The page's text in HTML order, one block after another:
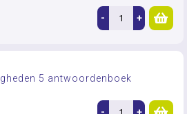
- +
5 antwoordenboek